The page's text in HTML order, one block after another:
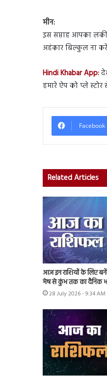
मीन:
इस सप्ताह आपका
अहंकार बिल्कुल ना
Hindi Khabar App:
हमारे ऐप को प्ले स्टोर
Facebook
Related Articles
आज इन राशियों के लिए
मेष से कुंभ तक का दैनिक
28 July 2026 - 9:34 AM